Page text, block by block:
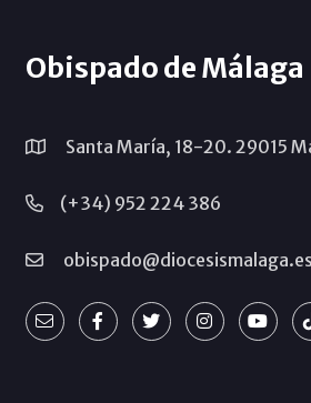
Obispado de Málaga
Santa María, 18-20. 29015
(+34) 952 224 386
obispado@diocesismalaga.es